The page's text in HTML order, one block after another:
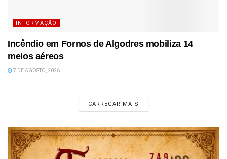
INFORMAÇÃO
Incêndio em Fornos de Algodres mobiliza 14
meios aéreos
7 DE AGOSTO, 2026
CARREGAR MAIS